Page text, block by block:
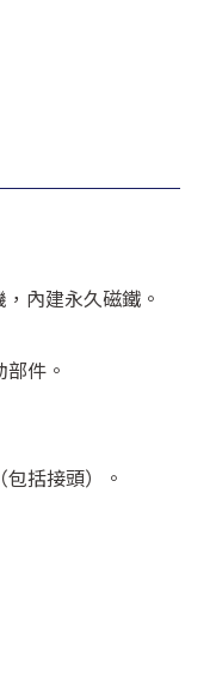
內建永久磁鐵。
件。
括接頭）。